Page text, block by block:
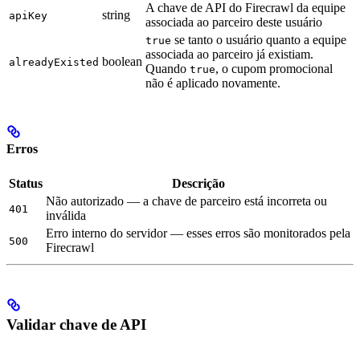
apiKey string
A chave de API do Firecrawl da equipe
associada ao parceiro deste usuário
alreadyExisted boolean
true se tanto o usuário quanto a equipe
associada ao parceiro já existiam.
Quando true, o cupom promocional
não é aplicado novamente.
Erros
Status Descrição
401
Não autorizado — a chave de parceiro está incorreta ou
inválida
500
Erro interno do servidor — esses erros são monitorados pela
Firecrawl
Validar chave de API